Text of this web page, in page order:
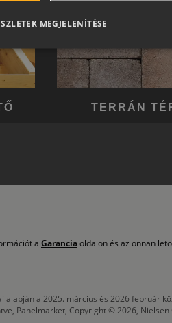
TERRÁN
a Garanciaoldalon és az onnan
alapján a 2025. március és 2026 február
Panelmarket, Copyright © 2026, Nielsen
MEGJELENÍTÉSE